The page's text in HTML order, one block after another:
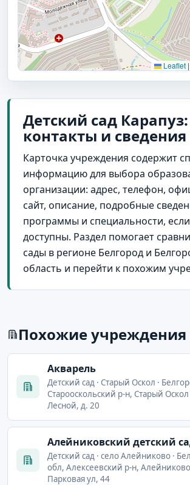
Leaflet |
Детский сад
контакты и сведения
Карточка учреждения содержит
информацию для выбора
организации: адрес, телефон,
сайт, описание, подробные
программы и специальности,
доступны. Раздел помогает
сады в регионе Белгород и
область и перейти к похожим
Похожие учреждения
Акварель
Детский сад · Старый Оскол ·
Старооскольский р-н, Старый Оскол
Лесной, д. 20
Алейниковский детский
Детский сад · село Алейниково ·
обл, Алексеевский р-н,
Парковая ул, 44